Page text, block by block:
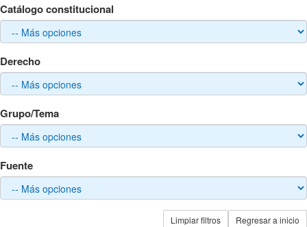
Catálogo constitucional
Derecho
Grupo/Tema
Fuente
Regresar a inicio
Limpiar filtros